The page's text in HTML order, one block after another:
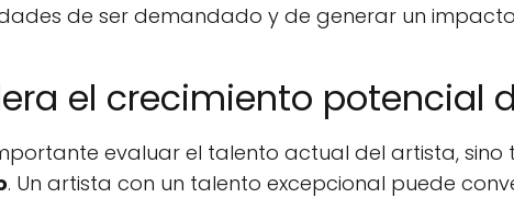
de ser demandado y de generar un
el crecimiento potencial
evaluar el talento actual del artista, sino
. Un artista con un talento excepcional puede